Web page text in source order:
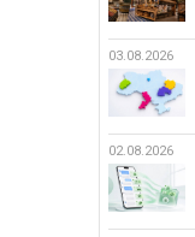
03.08.2026
02.08.2026